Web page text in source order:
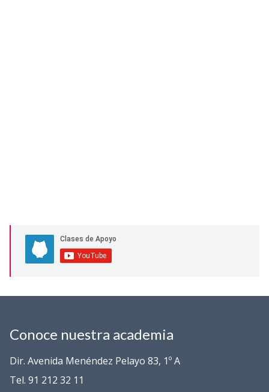
Conoce nuestra academia
Dir. Avenida Menéndez Pelayo 83, 1º A
Tel. 91 212 32 11